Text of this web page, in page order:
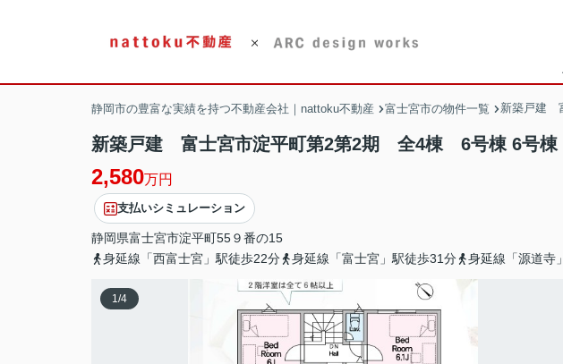
静岡市の豊富な実績を持つ不動産会社｜nattoku不動産 富士宮市の物件一覧 新築戸建
新築戸建 富士宮市淀平町第2第2期 全4棟 6号棟 6号棟
2,580万円
支払いシミュレーション
静岡県富士宮市淀平町55９番の15
身延線「西富士宮」駅徒歩22分
身延線「富士宮」駅徒歩31分 身延線「源道寺
1/4